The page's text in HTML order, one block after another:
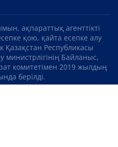
ақпараттық агенттікті
қою, қайта есепке алу
Қазақстан Республикасы
Байланыс,
комитетімен 2019 жылдың
берілді.